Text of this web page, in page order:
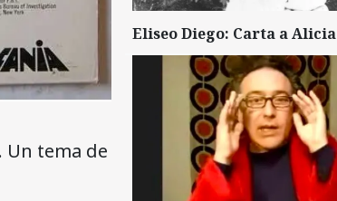
Un tema de
Eliseo Diego: Carta a Alicia